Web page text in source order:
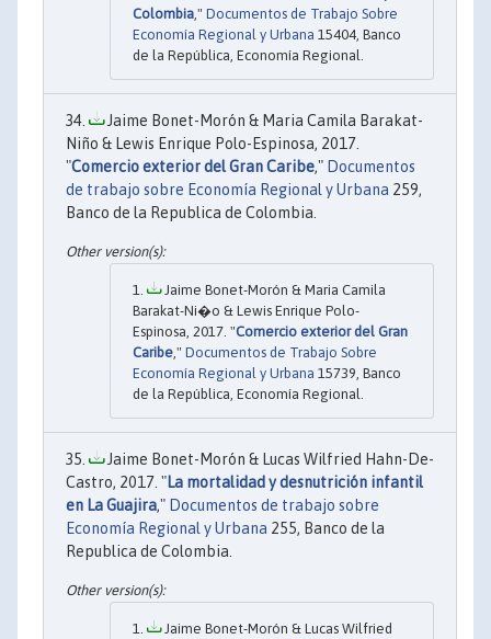
Colombia ," Documentos de Trabajo Sobre
Economía Regional y Urbana 15404, Banco
de la República, Economía Regional.
Jaime Bonet-Morón & Maria Camila Barakat-
Niño & Lewis Enrique Polo-Espinosa, 2017.
"Comercio exterior del Gran Caribe," Documentos
de trabajo sobre Economía Regional y Urbana 259,
Banco de la Republica de Colombia.
Jaime Bonet-Morón & Maria Camila
Barakat-Ni�o & Lewis Enrique Polo-
Espinosa, 2017. "Comercio exterior del Gran
Caribe ," Documentos de Trabajo Sobre
Economía Regional y Urbana 15739, Banco
de la República, Economía Regional.
Jaime Bonet-Morón & Lucas Wilfried Hahn-De-
Castro, 2017. "La mortalidad y desnutrición infantil
en La Guajira," Documentos de trabajo sobre
Economía Regional y Urbana 255, Banco de la
Republica de Colombia.
Jaime Bonet-Morón & Lucas Wilfried